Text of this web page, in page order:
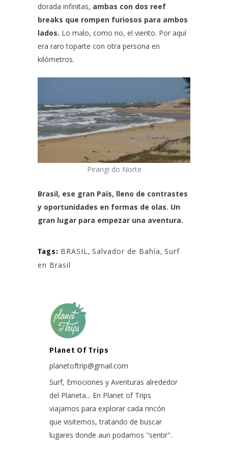
dorada infinitas, ambas con dos reef
breaks que rompen furiosos para ambos
lados. Lo malo, como no, el viento. Por aquí
era raro toparte con otra persona en
kilómetros.
Pirangi do Norte
Brasil, ese gran País, lleno de contrastes
y oportunidades en formas de olas. Un
gran lugar para empezar una aventura.
Tags: BRASIL , Salvador de Bahía, Surf
en Brasil
Planet Of Trips
planetoftrip@gmail.com
Surf, Emociones y Aventuras alrededor
del Planeta... En Planet of Trips
viajamos para explorar cada rincón
que visitemos, tratando de buscar
lugares donde aun podamos "sentir".